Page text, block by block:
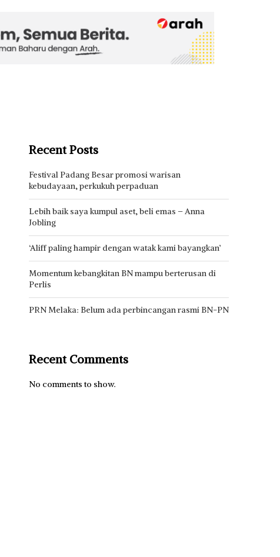
Recent Posts
Festival Padang Besar promosi warisan
kebudayaan, perkukuh perpaduan
Lebih baik saya kumpul aset, beli emas – Anna
Jobling
‘Aliff paling hampir dengan watak kami bayangkan’
Momentum kebangkitan BN mampu berterusan di
Perlis
PRN Melaka: Belum ada perbincangan rasmi BN-PN
Recent Comments
No comments to show.